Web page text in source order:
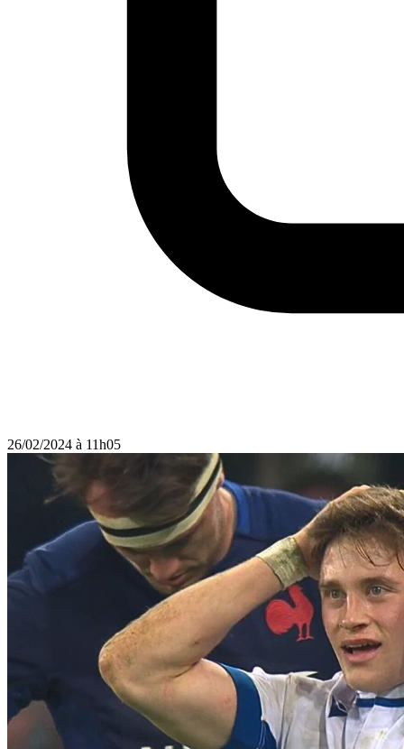
26/02/2024 à 11h05